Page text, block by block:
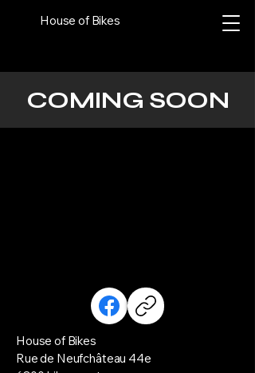
House of Bikes
COMING SOON
House of Bikes
Rue de Neufchâteau 44e